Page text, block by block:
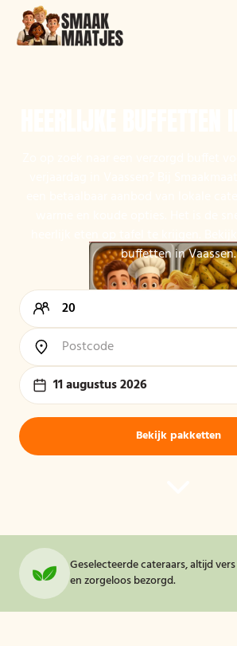
buffetten in Vaassen.
11 augustus 2026
Bekijk pakketten
Geselecteerde cateraars, altijd vers
en zorgeloos bezorgd.